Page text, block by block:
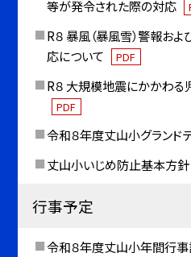
等が発令された際の対応
R８ 暴風（暴風雪）警報お
応について
PDF
R８ 大規模地震にかかわ
PDF
令和８年度丈山小グランド
丈山小いじめ防止基本方針
行事予定
令和８年度丈山小年間行